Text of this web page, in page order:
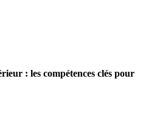
: les compétences clés pour